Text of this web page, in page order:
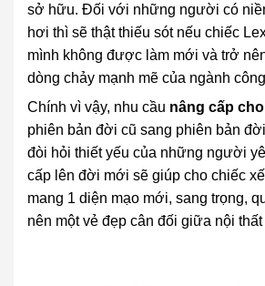
sở hữu. Đối với những người có
hơi thì sẽ thật thiếu sót nếu chiếc
mình không được làm mới và trở
dòng chảy mạnh mẽ của ngành
Chính vì vậy, nhu cầu nâng cấp
phiên bản đời cũ sang phiên bản
đòi hỏi thiết yếu của những người
cấp lên đời mới sẽ giúp cho chiếc
mang 1 diện mạo mới, sang trọng,
nên một vẻ đẹp cân đối giữa nội